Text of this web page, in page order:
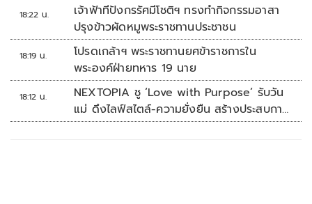
18:22 น.
เจ้าฟ้าทีปังกรรัศมีโชติฯ ทรงทำกิจกรรมอาสา
ปรุงข้าวผัดหมูพระราชทานประชาชน
18:19 น.
โปรดเกล้าฯ พระราชทานยศข้าราชการใน
พระองค์ฝ่ายทหาร 19 นาย
18:12 น.
NEXTOPIA ชู ‘Love with Purpose’ รับวัน
แม่ ดึงไลฟ์สไตล์-ความยั่งยืน สร้างประสบกา
รณ์ช้อปปิงมีความหมาย